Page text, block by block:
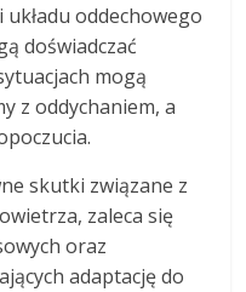
oddechowego
doświadczać
mogą
z oddychaniem, a
skutki związane z
zaleca się
oraz
adaptację do